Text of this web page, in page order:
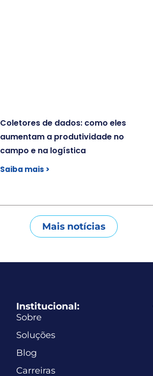
Coletores de dados: como eles
aumentam a produtividade no
campo e na logística
Saiba mais >
Mais notícias
Institucional:
Sobre
Soluções
Blog
Carreiras